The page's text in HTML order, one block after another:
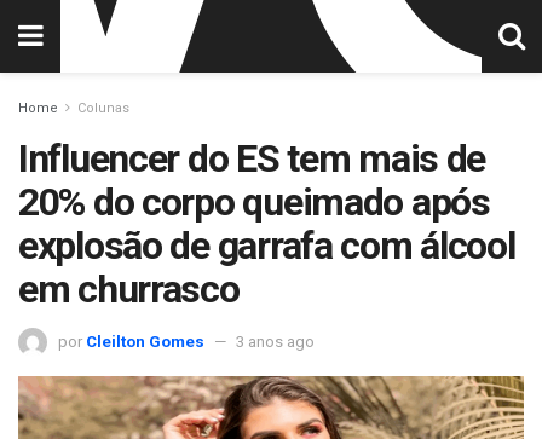
Home Colunas
Influencer do ES tem mais de
20% do corpo queimado após
explosão de garrafa com álcool
em churrasco
por Cleilton Gomes 3 anos ago